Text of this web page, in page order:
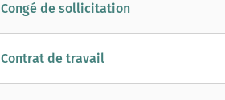
Congé de sollicitation
Contrat de travail